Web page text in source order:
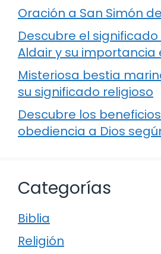
Oración a San Simón
Descubre el
Aldair y su importancia
Misteriosa bestia
su significado religioso
Descubre los
obediencia a Dios
Categorías
Biblia
Religión